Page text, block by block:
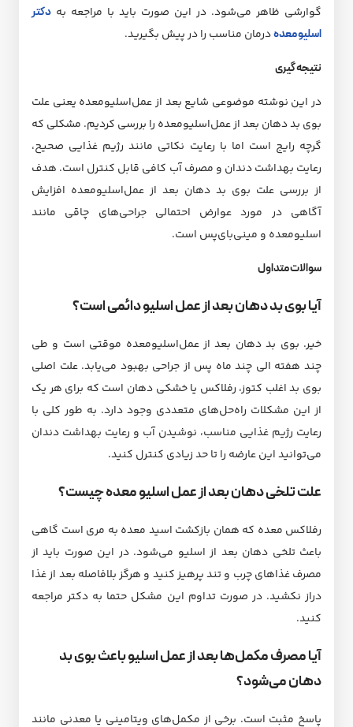
گوارشی ظاهر می‌شود. در این صورت باید با مراجعه به دکتر
اسلیو‌ معدهدرمان مناسب را در پیش بگیرید.
نتیجه گیری
در این نوشته موضوعی شایع بعد از عمل‌اسلیو‌معده یعنی علت
بوی بد دهان بعد از عمل‌اسلیو‌معده را بررسی کردیم. مشکلی که
گرچه رایج است اما با رعایت نکاتی مانند رژیم غذایی صحیح،
رعایت بهداشت دندان و مصرف آب کافی قابل کنترل است. هدف
از بررسی علت بوی بد دهان بعد از عمل‌اسلیو‌معده افزایش
آگاهی در مورد عوارض احتمالی جراحی‌های چاقی مانند
اسلیو‌معده و مینی‌بای‌پس است.
سوالات متداول
آیا بوی بد دهان بعد از عمل اسلیو دائمی است؟
خیر. بوی بد دهان بعد از عمل‌اسلیو‌معده موقتی است و طی
چند هفته الی چند ماه پس از جراحی بهبود می‌یابد. علت اصلی
بوی بد اغلب کتوز، رفلاکس یا خشکی دهان است که برای هر یک
از این مشکلات راه‌حل‌های متعددی وجود دارد. به طور کلی با
رعایت رژیم غذایی مناسب، نوشیدن آب و رعایت بهداشت دندان
می‌توانید این عارضه را تا حد زیادی کنترل کنید.
علت تلخی دهان بعد از عمل اسلیو معده چیست؟
رفلاکس معده که همان بازکشت اسید معده به مری است گاهی
باعث تلخی دهان بعد از اسلیو می‌شود. در این صورت باید از
مصرف غذاهای چرب و تند پرهیز کنید و هرگز بلافاصله بعد از غذا
دراز نکشید. در صورت تداوم این مشکل حتما به دکتر مراجعه
کنید.
آیا مصرف مکمل‌ها بعد از عمل اسلیو باعث بوی بد
دهان می‌شود؟
پاسخ مثبت است. برخی از مکمل‌های ویتامینی یا معدنی مانند